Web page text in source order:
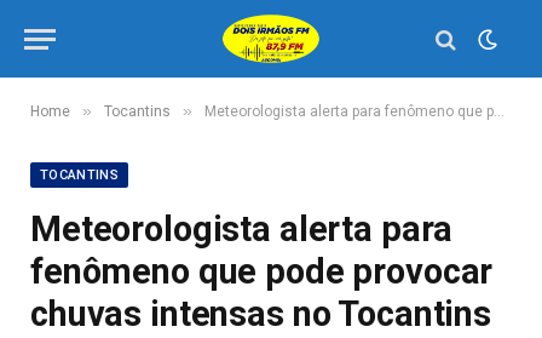
Home » Tocantins » Meteorologista alerta para fenômeno que pode provocar chuvas intensas no Tocantins
TOCANTINS
Meteorologista alerta para
fenômeno que pode provocar
chuvas intensas no Tocantins